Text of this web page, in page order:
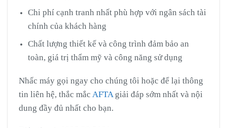
Chi phí cạnh tranh nhất phù hợp với ngân sách tài
chính của khách hàng
Chất lượng thiết kế và công trình đảm bảo an
toàn, giá trị thẩm mỹ và công năng sử dụng
Nhấc máy gọi ngay cho chúng tôi hoặc để lại thông
tin liên hệ, thắc mắc AFTAgiải đáp sớm nhất và nội
dung đầy đủ nhất cho bạn.